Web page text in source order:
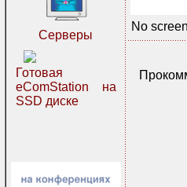
Серверы
Готовая
eComStation на
SSD диске
No